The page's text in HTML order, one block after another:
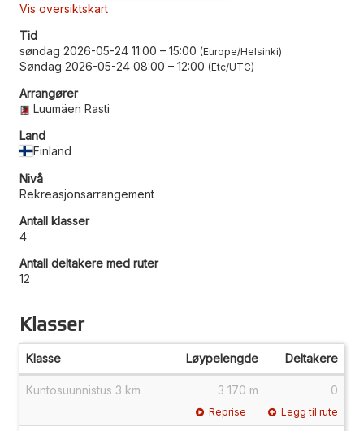
Vis oversiktskart
Tid
søndag 2026-05-24 11:00 – 15:00 Europe/Helsinki
Søndag 2026-05-24 08:00 – 12:00 Etc/UTC
Arrangører
Luumäen Rasti
Land
Finland
Nivå
Rekreasjonsarrangement
Antall klasser
4
Antall deltakere med ruter
12
Klasser
Klasse Løypelengde Deltakere
Kuntosuunnistus 3 km 3 170 m 0
Reprise Legg til rute